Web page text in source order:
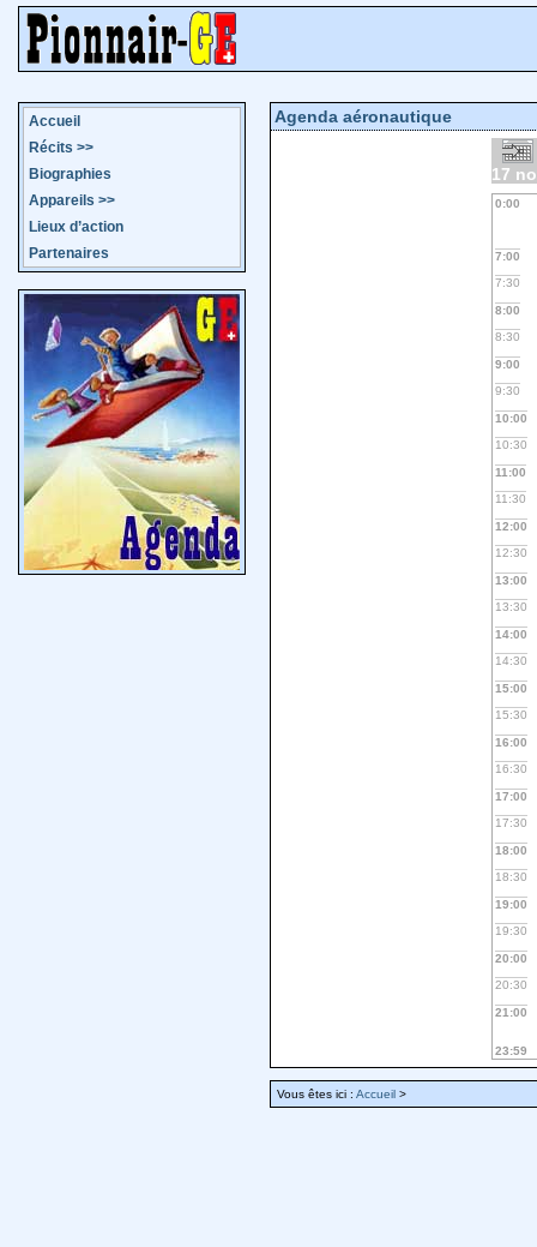
Accueil
Récits >>
Biographies
Appareils >>
Lieux d’action
Partenaires
Agenda aéronautique
17
0:00
7:00
7:30
8:00
8:30
9:00
9:30
10:00
10:30
11:00
11:30
12:00
12:30
13:00
13:30
14:00
14:30
15:00
15:30
16:00
16:30
17:00
17:30
18:00
18:30
19:00
19:30
20:00
20:30
21:00
23:59
Vous êtes ici : Accueil >